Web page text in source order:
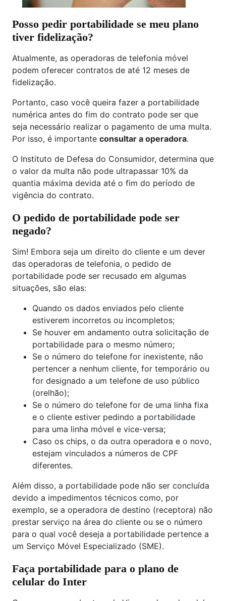
Posso pedir portabilidade se meu plano
tiver fidelização?
Atualmente, as operadoras de telefonia móvel
podem oferecer contratos de até 12 meses de
fidelização.
Portanto, caso você queira fazer a portabilidade
numérica antes do fim do contrato pode ser que
seja necessário realizar o pagamento de uma multa.
Por isso, é importante consultar a operadora.
O Instituto de Defesa do Consumidor, determina que
o valor da multa não pode ultrapassar 10% da
quantia máxima devida até o fim do período de
vigência do contrato.
O pedido de portabilidade pode ser
negado?
Sim! Embora seja um direito do cliente e um dever
das operadoras de telefonia, o pedido de
portabilidade pode ser recusado em algumas
situações, são elas:
Quando os dados enviados pelo cliente
estiverem incorretos ou incompletos;
Se houver em andamento outra solicitação de
portabilidade para o mesmo número;
Se o número do telefone for inexistente, não
pertencer a nenhum cliente, for temporário ou
for designado a um telefone de uso público
(orelhão);
Se o número do telefone for de uma linha fixa
e o cliente estiver pedindo a portabilidade
para uma linha móvel e vice-versa;
Caso os chips, o da outra operadora e o novo,
estejam vinculados a números de CPF
diferentes.
Além disso, a portabilidade pode não ser concluída
devido a impedimentos técnicos como, por
exemplo, se a operadora de destino (receptora) não
prestar serviço na área do cliente ou se o número
para o qual você deseja a portabilidade pertence a
um Serviço Móvel Especializado (SME).
Faça portabilidade para o plano de
celular do Inter